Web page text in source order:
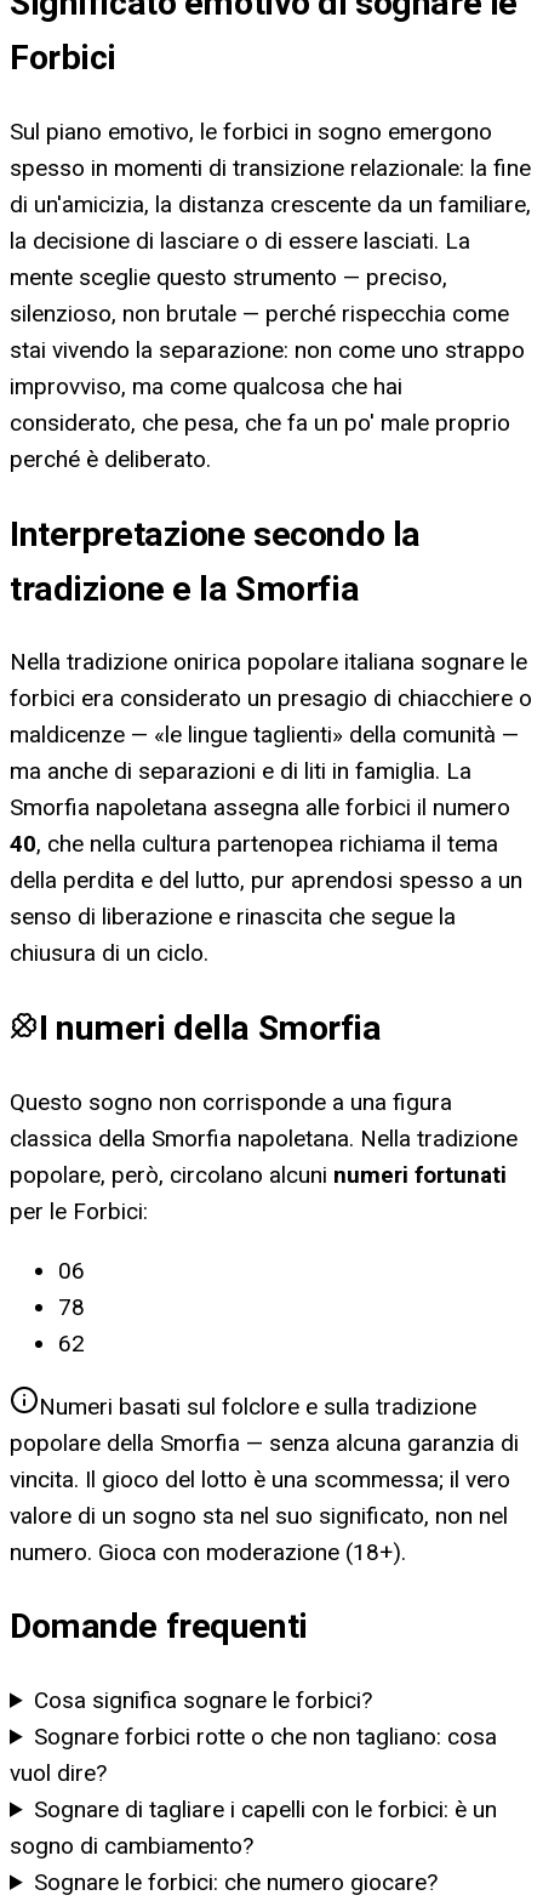
Forbici
Sul piano emotivo, le forbici in sogno emergono
spesso in momenti di transizione relazionale: la fine
di un'amicizia, la distanza crescente da un familiare,
la decisione di lasciare o di essere lasciati. La
mente sceglie questo strumento — preciso,
silenzioso, non brutale — perché rispecchia come
stai vivendo la separazione: non come uno strappo
improvviso, ma come qualcosa che hai
considerato, che pesa, che fa un po' male proprio
perché è deliberato.
Interpretazione secondo la
tradizione e la Smorfia
Nella tradizione onirica popolare italiana sognare le
forbici era considerato un presagio di chiacchiere o
maldicenze — «le lingue taglienti» della comunità —
ma anche di separazioni e di liti in famiglia. La
Smorfia napoletana assegna alle forbici il numero
40, che nella cultura partenopea richiama il tema
della perdita e del lutto, pur aprendosi spesso a un
senso di liberazione e rinascita che segue la
chiusura di un ciclo.
I numeri della Smorfia
Questo sogno non corrisponde a una figura
classica della Smorfia napoletana. Nella tradizione
popolare, però, circolano alcuni numeri fortunati
per le Forbici:
06
78
62
Numeri basati sul folclore e sulla tradizione
popolare della Smorfia — senza alcuna garanzia di
vincita. Il gioco del lotto è una scommessa; il vero
valore di un sogno sta nel suo significato, non nel
numero. Gioca con moderazione (18+).
Domande frequenti
Cosa significa sognare le forbici?
Sognare forbici rotte o che non tagliano: cosa
vuol dire?
Sognare di tagliare i capelli con le forbici: è un
sogno di cambiamento?
Sognare le forbici: che numero giocare?